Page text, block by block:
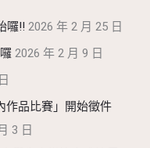
囉!! 2026 年 2 月 25 日
2026 年 2 月 9 日
作品比賽」開始徵件
3 日